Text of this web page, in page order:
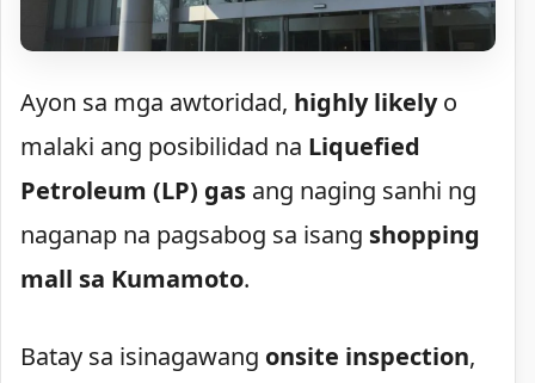
Ayon sa mga awtoridad, highly likelyo
malaki ang posibilidad na Liquefied
Petroleum (LP) gas ang naging sanhi ng
naganap na pagsabog sa isang shopping
mall sa Kumamoto.
Batay sa isinagawang onsite inspection,